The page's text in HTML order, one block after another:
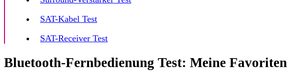
SAT-Kabel Test
SAT-Receiver Test
Bluetooth-Fernbedienung Test: Meine Favoriten